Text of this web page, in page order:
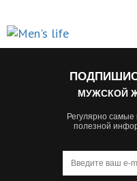
МУЖСКОЙ
Регулярно
полезной